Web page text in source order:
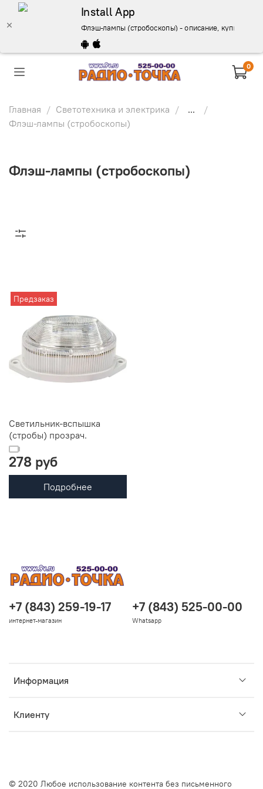
Install App
Флэш-лампы (стробоскопы) - описание, купить,
0
Главная Светотехника и электрика
...
Флэш-лампы (стробоскопы)
Флэш-лампы (стробоскопы)
Предзаказ
Светильник-вспышка
(стробы) прозрач.
278 руб
Подробнее
Информация
Клиенту
+7 (843) 259-19-17
интернет-магазин
+7 (843) 525-00-00
Whatsapp
© 2020 Любое использование контента без письменного